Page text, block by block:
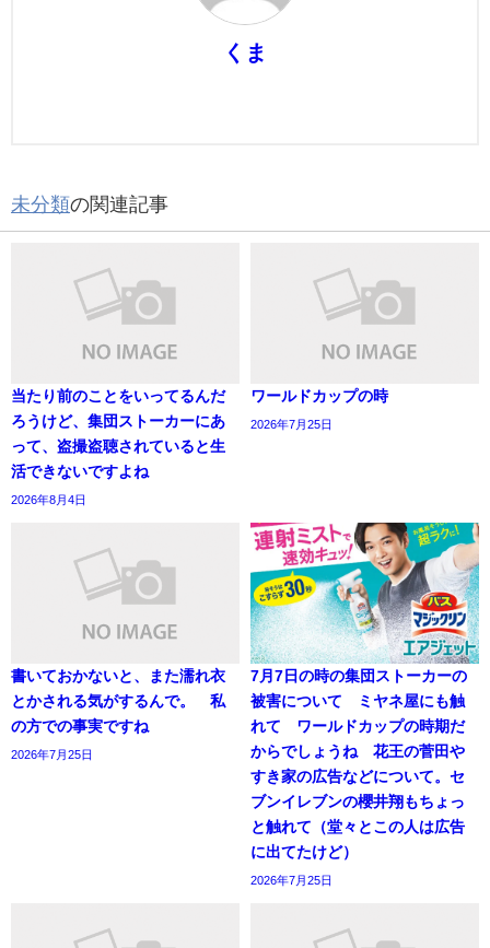
くま
未分類の関連記事
当たり前のことをいってるんだ
ろうけど、集団ストーカーにあ
って、盗撮盗聴されていると生
活できないですよね
2026年8月4日
ワールドカップの時
2026年7月25日
書いておかないと、また濡れ衣
とかされる気がするんで。 私
の方での事実ですね
2026年7月25日
7月7日の時の集団ストーカーの
被害について ミヤネ屋にも触
れて ワールドカップの時期だ
からでしょうね 花王の菅田や
すき家の広告などについて。セ
ブンイレブンの櫻井翔もちょっ
と触れて（堂々とこの人は広告
に出てたけど）
2026年7月25日